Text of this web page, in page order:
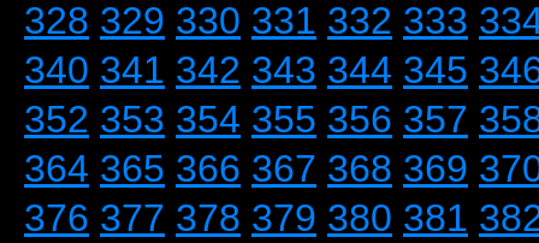
328 329 330 331 332 333
340 341 342 343 344 345
352 353 354 355 356 357
364 365 366 367 368 369
376 377 378 379 380 381